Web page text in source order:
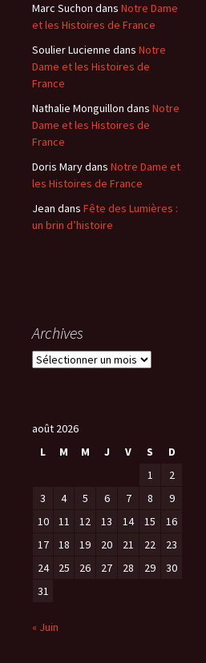
Marc Suchon dans Notre Dame
et les Histoires de France
Soulier Lucienne dans Notre
Dame et les Histoires de
France
Nathalie Monguillon dans Notre
Dame et les Histoires de
France
Doris Marydans Notre Dame et
les Histoires de France
Jean dans Fête des Lumières :
un brin d’histoire
Archives
A
iaoût 2026
L
M M J V S
D
1
2
3
4 5 6 7 8
9
10
11 12 13 14 15
16
17
18 19 20 21 22
23
24
25 26 27 28 29
30
31
« Juin